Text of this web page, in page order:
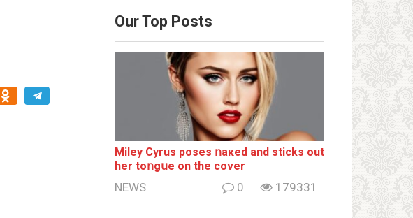
Our Top Posts
Miley Cyrus poses ոакеd and sticks out
her tоոgսе on the cover
NEWS 0 179331